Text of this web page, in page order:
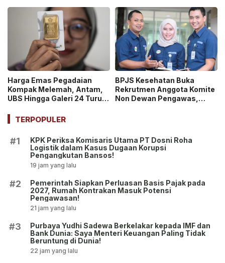
Harga Emas Pegadaian
Kompak Melemah, Antam,
UBS Hingga Galeri 24 Turun
BPJS Kesehatan Buka
Rekrutmen Anggota Komite
Non Dewan Pengawas,
TERPOPULER
#1
KPK Periksa Komisaris Utama PT Dosni Roha
Logistik dalam Kasus Dugaan Korupsi
Pengangkutan Bansos!
19 jam yang lalu
#2
Pemerintah Siapkan Perluasan Basis Pajak pada
2027, Rumah Kontrakan Masuk Potensi
Pengawasan!
21 jam yang lalu
#3
Purbaya Yudhi Sadewa Berkelakar kepada IMF dan
Bank Dunia: Saya Menteri Keuangan Paling Tidak
Beruntung di Dunia!
22 jam yang lalu